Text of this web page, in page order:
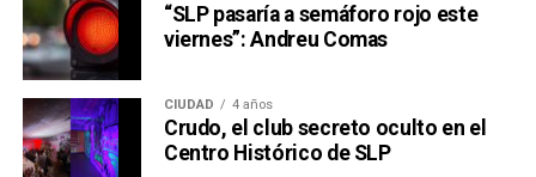
“SLP pasaría a semáforo rojo este
viernes”: Andreu Comas
CIUDAD 4 años
Crudo, el club secreto oculto en el
Centro Histórico de SLP